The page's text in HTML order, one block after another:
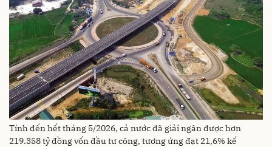
Tính đến hết tháng 5/2026, cả nước đã giải ngân được hơn
219.358 tỷ đồng vốn đầu tư công, tương ứng đạt 21,6% kế